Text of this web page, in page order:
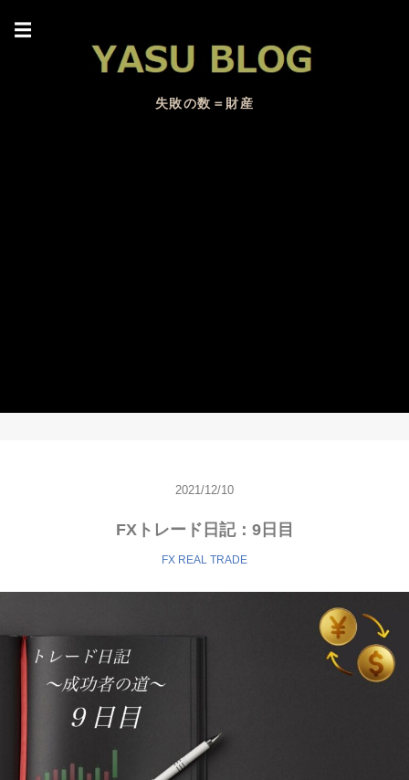
☰
失敗の数＝財産
2021/12/10
FXトレード日記：9日目
FX REAL TRADE